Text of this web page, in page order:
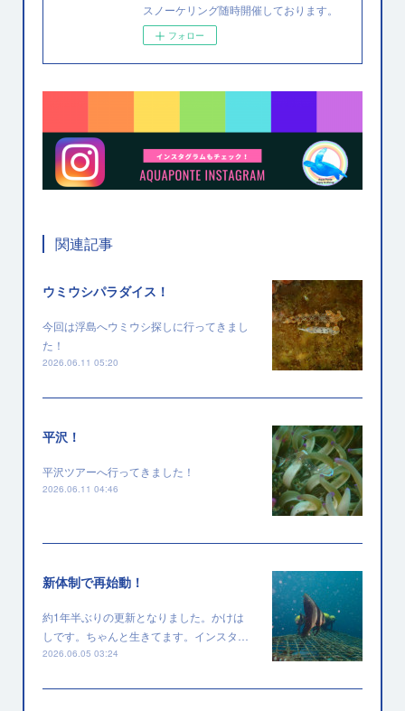
スノーケリング随時開催しております。
フォロー
関連記事
ウミウシパラダイス！
今回は浮島へウミウシ探しに行ってきまし
た！
2026.06.11 05:20
平沢！
平沢ツアーへ行ってきました！
2026.06.11 04:46
新体制で再始動！
約1年半ぶりの更新となりました。かけは
しです。ちゃんと生きてます。インスタ…
2026.06.05 03:24